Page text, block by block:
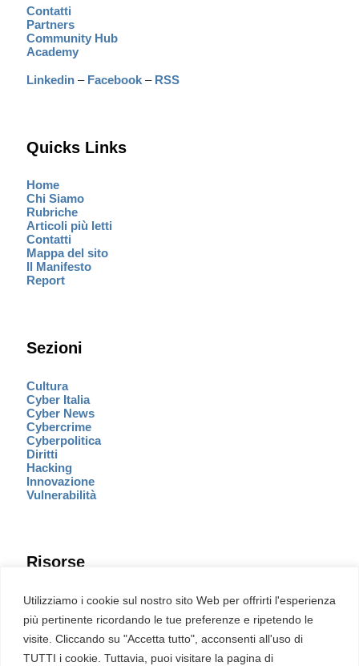
Utilizziamo i cookie sul nostro sito Web per offrirti l'esperienza
più pertinente ricordando le tue preferenze e ripetendo le
visite. Cliccando su "Accetta tutto", acconsenti all'uso di
TUTTI i cookie. Tuttavia, puoi visitare la pagina di
Contatti
Partners
Community Hub
Academy
Linkedin – Facebook – RSS
Quicks Links
Home
Chi Siamo
Rubriche
Articoli più letti
Contatti
Mappa del sito
Il Manifesto
Report
Sezioni
Cultura
Cyber Italia
Cyber News
Cybercrime
Cyberpolitica
Diritti
Hacking
Innovazione
Vulnerabilità
Risorse
Eventi
Fumetto Cyber
Newsletter
Servizi
Pubblicità